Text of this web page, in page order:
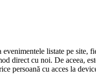
listate pe site,
direct cu noi. De aceea,
persoană cu acces la